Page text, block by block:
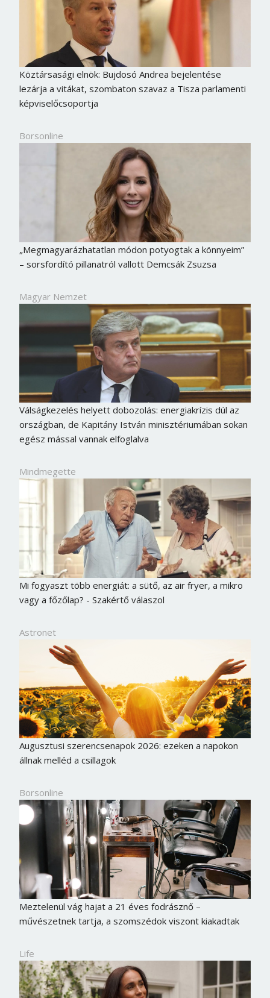
Köztársasági elnök: Bujdosó Andrea bejelentése
lezárja a vitákat, szombaton szavaz a Tisza parlamenti
képviselőcsoportja
Borsonline
„Megmagyarázhatatlan módon potyogtak a könnyeim”
– sorsfordító pillanatról vallott Demcsák Zsuzsa
Magyar Nemzet
Válságkezelés helyett dobozolás: energiakrízis dúl az
országban, de Kapitány István minisztériumában sokan
egész mással vannak elfoglalva
Mindmegette
Mi fogyaszt több energiát: a sütő, az air fryer, a mikro
vagy a főzőlap? - Szakértő válaszol
Astronet
Augusztusi szerencsenapok 2026: ezeken a napokon
állnak melléd a csillagok
Borsonline
Meztelenül vág hajat a 21 éves fodrásznő –
művészetnek tartja, a szomszédok viszont kiakadtak
Life
E-mail cím vagy felhasználónév